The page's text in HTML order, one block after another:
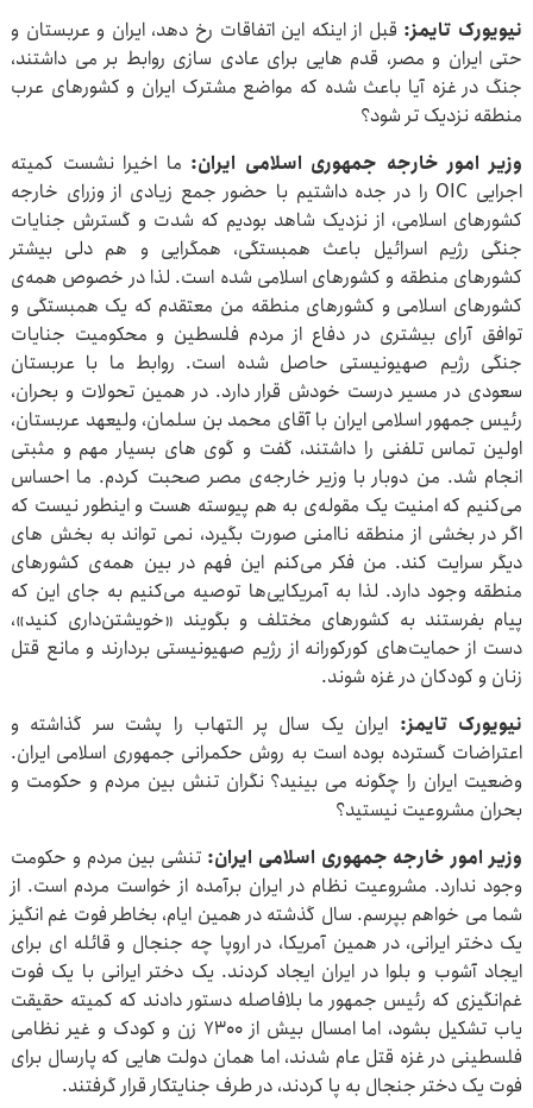
نیویورک تایمز: قبل از اینکه این اتفاقات رخ دهد، ایران و عربستان و
حتی ایران و مصر، قدم هایی برای عادی سازی روابط بر می داشتند،
جنگ در غزه آیا باعث شده که مواضع مشترک ایران و کشورهای عرب
منطقه نزدیک تر شود؟
وزیر امور خارجه جمهوری اسلامی ایران: ما اخیرا نشست کمیته
اجرایی OIC را در جده داشتیم با حضور جمع زیادی از وزرای خارجه
کشورهای اسلامی، از نزدیک شاهد بودیم که شدت و گسترش جنایات
جنگی رژیم اسرائیل باعث همبستگی، همگرایی و هم دلی بیشتر
کشورهای منطقه و کشورهای اسلامی شده است. لذا در خصوص همه‌ی
کشورهای اسلامی و کشورهای منطقه من معتقدم که یک همبستگی و
توافق آرای بیشتری در دفاع از مردم فلسطین و محکومیت جنایات
جنگی رژیم صهیونیستی حاصل شده است. روابط ما با عربستان
سعودی در مسیر درست خودش قرار دارد. در همین تحولات و بحران،
رئیس جمهور اسلامی ایران با آقای محمد بن سلمان، ولیعهد عربستان،
اولین تماس تلفنی را داشتند، گفت و گوی های بسیار مهم و مثبتی
انجام شد. من دوبار با وزیر خارجه‌ی مصر صحبت کردم. ما احساس
می‌کنیم که امنیت یک مقوله‌ی به هم پیوسته هست و اینطور نیست که
اگر در بخشی از منطقه ناامنی صورت بگیرد، نمی تواند به بخش های
دیگر سرایت کند. من فکر می‌کنم این فهم در بین همه‌ی کشورهای
منطقه وجود دارد. لذا به آمریکایی‌ها توصیه می‌کنیم به جای این که
پیام بفرستند به کشورهای مختلف و بگویند «خویشتن‌داری کنید»،
دست از حمایت‌های کورکورانه از رژیم صهیونیستی بردارند و مانع قتل
زنان و کودکان در غزه شوند.
نیویورک تایمز: ایران یک سال پر التهاب را پشت سر گذاشته و
اعتراضات گسترده بوده است به روش حکمرانی جمهوری اسلامی ایران.
وضعیت ایران را چگونه می بینید؟ نگران تنش بین مردم و حکومت و
بحران مشروعیت نیستید؟
وزیر امور خارجه جمهوری اسلامی ایران: تنشی بین مردم و حکومت
وجود ندارد. مشروعیت نظام در ایران برآمده از خواست مردم است. از
شما می خواهم بپرسم. سال گذشته در همین ایام، بخاطر فوت غم انگیز
یک دختر ایرانی، در همین آمریکا، در اروپا چه جنجال و قائله ای برای
ایجاد آشوب و بلوا در ایران ایجاد کردند. یک دختر ایرانی با یک فوت
غم‌انگیزی که رئیس جمهور ما بلافاصله دستور دادند که کمیته حقیقت
یاب تشکیل بشود، اما امسال بیش از ۷۳۰۰ زن و کودک و غیر نظامی
فلسطینی در غزه قتل عام شدند، اما همان دولت هایی که پارسال برای
فوت یک دختر جنجال به پا کردند، در طرف جنایتکار قرار گرفتند.